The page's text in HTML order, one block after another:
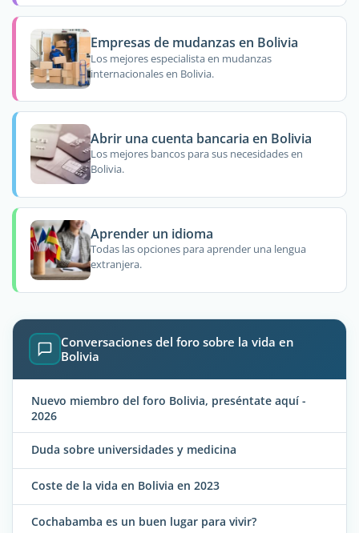
Empresas de mudanzas en Bolivia
Los mejores especialista en mudanzas
internacionales en Bolivia.
Abrir una cuenta bancaria en Bolivia
Los mejores bancos para sus necesidades en
Bolivia.
Aprender un idioma
Todas las opciones para aprender una lengua
extranjera.
Conversaciones del foro sobre la vida en
Bolivia
Nuevo miembro del foro Bolivia, preséntate aquí -
2026
Duda sobre universidades y medicina
Coste de la vida en Bolivia en 2023
Cochabamba es un buen lugar para vivir?